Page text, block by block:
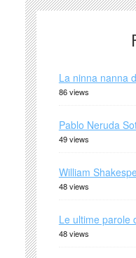
La ninna nanna
86 views
Pablo Neruda
49 views
William
48 views
Le ultime parole
48 views